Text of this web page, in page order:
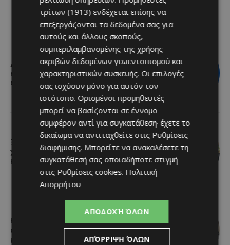
Διεθνώς αναγνωρισμένα κρασιά στην
κορυφαία σχέση ποιότητας-τιμής
από τη Lidl Κύπρου
Ξεκίνησε η αντικατάσταση 100
χιλιομέτρων δικτύου ύδρευσης στο
κέντρο της Λεμεσού
Η Mercedes-Benz γιορτάζει έναν
αιώνα ιστορίας και κοιτάζει προς το
μέλλον
τρίτων (1913) ενδέχεται επίσης να
επεξεργάζονται τα δεδομένα σας για
αυτούς και άλλους σκοπούς,
συμπεριλαμβανομένης της χρήσης
ακριβών δεδομένων γεωεντοπισμού και
χαρακτηριστικών συσκευής. Οι επιλογές
σας ισχύουν μόνο για αυτόν τον
ιστότοπο. Ορισμένοι προμηθευτές
μπορεί να βασίζονται σε έννομο
συμφέρον αντί για συγκατάθεση· έχετε το
δικαίωμα να αντιταχθείτε στις Ρυθμίσεις
διαφήμισης. Μπορείτε να ανακαλέσετε τη
συγκατάθεσή σας οποιαδήποτε στιγμή
στις Ρυθμίσεις cookies. Πολιτική
Απορρήτου
ΑΠΟΔΟΧΉ ΌΛΩΝ
ΑΠΌΡΡΙΨΗ ΌΛΩΝ